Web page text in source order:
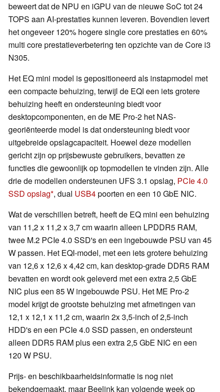
beweert dat de NPU en iGPU van de nieuwe SoC tot 24
TOPS aan AI-prestaties kunnen leveren. Bovendien levert
het ongeveer 120% hogere single core prestaties en 60%
multi core prestatieverbetering ten opzichte van de Core i3
N305.
Het EQ mini model is gepositioneerd als instapmodel met
een compacte behuizing, terwijl de EQI een iets grotere
behuizing heeft en ondersteuning biedt voor
desktopcomponenten, en de ME Pro-2 het NAS-
georiënteerde model is dat ondersteuning biedt voor
uitgebreide opslagcapaciteit. Hoewel deze modellen
gericht zijn op prijsbewuste gebruikers, bevatten ze
functies die gewoonlijk op topmodellen te vinden zijn. Alle
drie de modellen ondersteunen UFS 3.1 opslag, PCIe 4.0
SSD opslag , dual USB4poorten en een 10 GbE NIC.
Wat de verschillen betreft, heeft de EQ mini een behuizing
van 11,2 x 11,2 x 3,7 cm waarin alleen LPDDR5 RAM,
twee M.2 PCIe 4.0 SSD's en een ingebouwde PSU van 45
W passen. Het EQI-model, met een iets grotere behuizing
van 12,6 x 12,6 x 4,42 cm, kan desktop-grade DDR5 RAM
bevatten en wordt ook geleverd met een extra 2,5 GbE
NIC plus een 85 W ingebouwde PSU. Het ME Pro-2
model krijgt de grootste behuizing met afmetingen van
12,1 x 12,1 x 11,2 cm, waarin 2x 3,5-inch of 2,5-inch
HDD's en een PCIe 4.0 SSD passen, en ondersteunt
alleen DDR5 RAM plus een extra 2,5 GbE NIC en een
120 W PSU.
Prijs- en beschikbaarheidsinformatie is nog niet
bekendgemaakt, maar Beelink kan volgende week op